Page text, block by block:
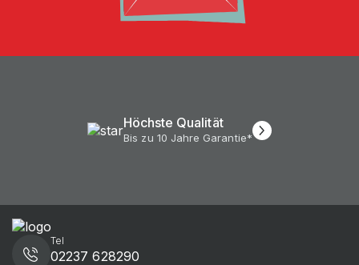
Höchste Qualität
Bis zu 10 Jahre Garantie*
Tel
02237 628290